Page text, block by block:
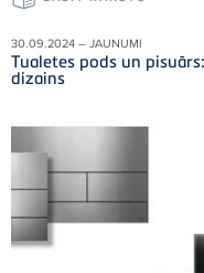
30.09.2024 – JAUNUMI
Tualetes pods un
dizains